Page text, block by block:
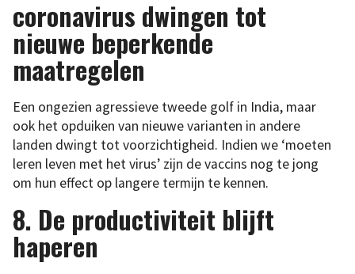
coronavirus dwingen tot
nieuwe beperkende
maatregelen
Een ongezien agressieve tweede golf in India, maar
ook het opduiken van nieuwe varianten in andere
landen dwingt tot voorzichtigheid. Indien we ‘moeten
leren leven met het virus’ zijn de vaccins nog te jong
om hun effect op langere termijn te kennen.
8. De productiviteit blijft
haperen